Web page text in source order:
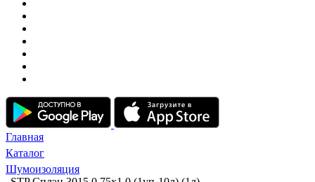
Главная
Каталог
Шумоизоляция